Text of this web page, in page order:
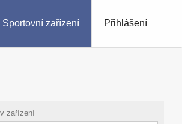
Přihlášení
Sportovní zařízení
zařízení